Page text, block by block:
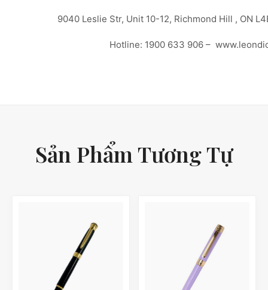
9040 Leslie Str, Unit 10-12, Richmond Hill , ON
Hotline: 1900 633 906 –
Sản Phẩm Tương Tự